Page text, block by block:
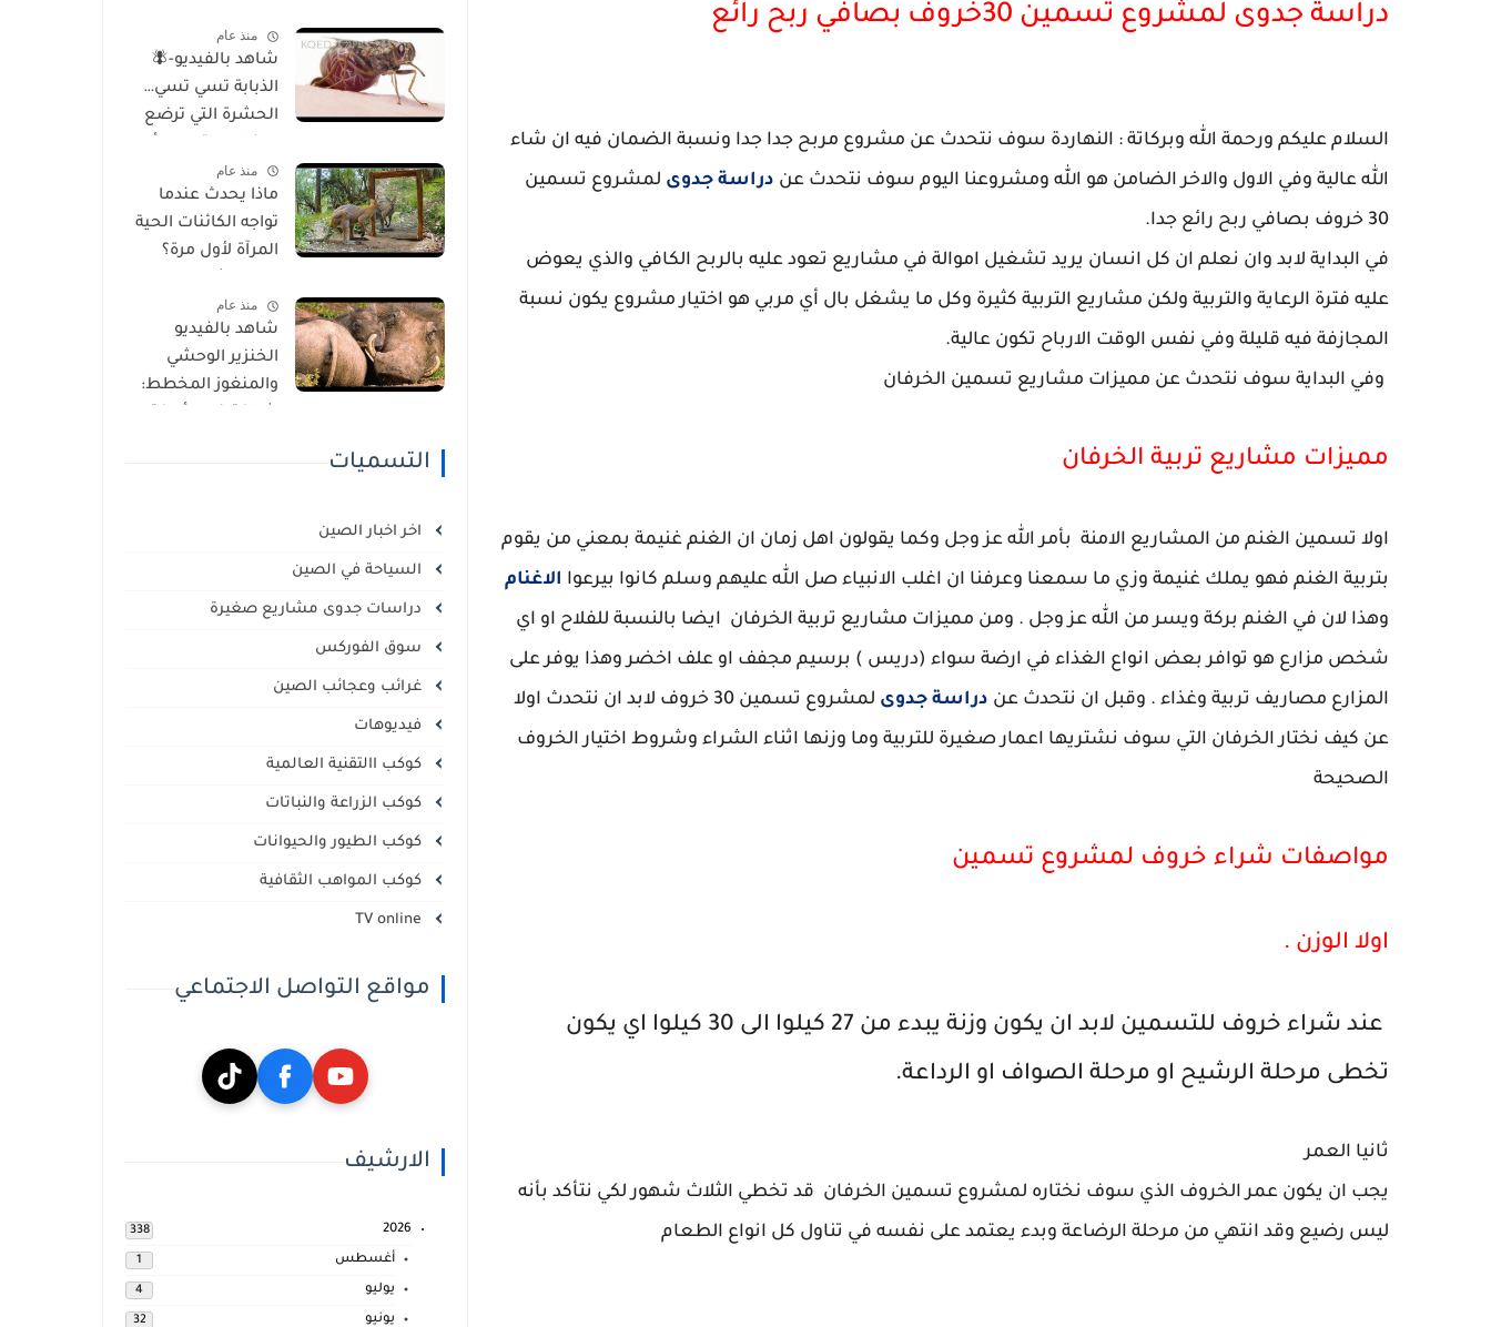
دراسة جدوى لمشروع تسمين 30خروف بصافي ربح رائع
السلام عليكم ورحمة الله وبركاتة : النهاردة سوف نتحدث عن مشروع مربح جدا جدا ونسبة الضمان فيه ان شاء
الله عالية وفي الاول والاخر الضامن هو الله ومشروعنا اليوم سوف نتحدث عن دراسة جدوى لمشروع تسمين
30 خروف بصافي ربح رائع جدا.
في البداية لابد وان نعلم ان كل انسان يريد تشغيل اموالة في مشاريع تعود عليه بالربح الكافي والذي يعوض
عليه فترة الرعاية والتربية ولكن مشاريع التربية كثيرة وكل ما يشغل بال أي مربي هو اختيار مشروع يكون نسبة
المجازفة فيه قليلة وفي نفس الوقت الارباح تكون عالية.
وفي البداية سوف نتحدث عن مميزات مشاريع تسمين الخرفان
مميزات مشاريع تربية الخرفان
اولا تسمين الغنم من المشاريع الامنة بأمر الله عز وجل وكما يقولون اهل زمان ان الغنم غنيمة بمعني من يقوم
بتربية الغنم فهو يملك غنيمة وزي ما سمعنا وعرفنا ان اغلب الانبياء صل الله عليهم وسلم كانوا بيرعوا الاغنام
وهذا لان في الغنم بركة ويسر من الله عز وجل . ومن مميزات مشاريع تربية الخرفان ايضا بالنسبة للفلاح او اي
شخص مزارع هو توافر بعض انواع الغذاء في ارضة سواء (دريس ) برسيم مجفف او علف اخضر وهذا يوفر على
المزارع مصاريف تربية وغذاء . وقبل ان نتحدث عن دراسة جدوى
لمشروع تسمين 30 خروف لابد ان نتحدث اولا
عن كيف نختار الخرفان التي سوف نشتريها اعمار صغيرة للتربية وما وزنها اثناء الشراء وشروط اختيار الخروف
الصحيحة
مواصفات شراء خروف لمشروع تسمين
اولا الوزن .
عند شراء خروف للتسمين لابد ان يكون وزنة يبدء من 27 كيلوا الى 30 كيلوا اي يكون
تخطى مرحلة الرشيح او مرحلة الصواف او الرداعة.
ثانيا العمر
يجب ان يكون عمر الخروف الذي سوف نختاره لمشروع تسمين الخرفان قد تخطي الثلاث شهور لكي نتأكد بأنه
ليس رضيع وقد انتهي من مرحلة الرضاعة وبدء يعتمد على نفسه في تناول كل انواع الطعام
منذ عام
شاهد بالفيديو-🪰
الذبابة تسي تسي…
الحشرة التي ترضع
أخطر الأمراض في
إفريقيا!
منذ عام
ماذا يحدث عندما
تواجه الكائنات الحية
المرآة لأول مرة؟
للسلوك والوعي
الذاتي
منذ عام
شاهد بالفيديو
الخنزير الوحشي
والمنغوز المخطط:
التسميات
اخر اخبار الصين
السياحة في الصين
دراسات جدوى مشاريع صغيرة
سوق الفوركس
غرائب وعجائب الصين
فيديوهات
كوكب االتقنية العالمية
كوكب الزراعة والنباتات
كوكب الطيور والحيوانات
كوكب المواهب الثقافية
مواقع التواصل الاجتماعي
الارشيف
2026
338
أغسطس 1
يوليو 4
يونيو 32